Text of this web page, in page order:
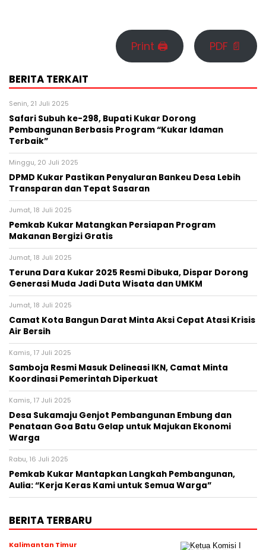
Print 🖨 PDF 📄
BERITA TERKAIT
Senin, 21 Juli 2025
Safari Subuh ke-298, Bupati Kukar Dorong
Pembangunan Berbasis Program “Kukar Idaman
Terbaik”
Minggu, 20 Juli 2025
DPMD Kukar Pastikan Penyaluran Bankeu Desa Lebih
Transparan dan Tepat Sasaran
Jumat, 18 Juli 2025
Pemkab Kukar Matangkan Persiapan Program
Makanan Bergizi Gratis
Jumat, 18 Juli 2025
Teruna Dara Kukar 2025 Resmi Dibuka, Dispar Dorong
Generasi Muda Jadi Duta Wisata dan UMKM
Jumat, 18 Juli 2025
Camat Kota Bangun Darat Minta Aksi Cepat Atasi Krisis
Air Bersih
Kamis, 17 Juli 2025
Samboja Resmi Masuk Delineasi IKN, Camat Minta
Koordinasi Pemerintah Diperkuat
Kamis, 17 Juli 2025
Desa Sukamaju Genjot Pembangunan Embung dan
Penataan Goa Batu Gelap untuk Majukan Ekonomi
Warga
Rabu, 16 Juli 2025
Pemkab Kukar Mantapkan Langkah Pembangunan,
Aulia: “Kerja Keras Kami untuk Semua Warga”
BERITA TERBARU
Kalimantan Timur